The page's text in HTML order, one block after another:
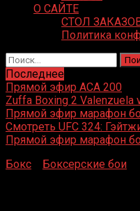
О САЙТЕ
СТОЛ
Политика
Найти:
Последнее
Прямой эфир ACA 200
Zuffa Boxing 2
Прямой эфир марафон
Смотреть UFC 324:
Прямой эфир марафон
Бокс
Боксерские бои